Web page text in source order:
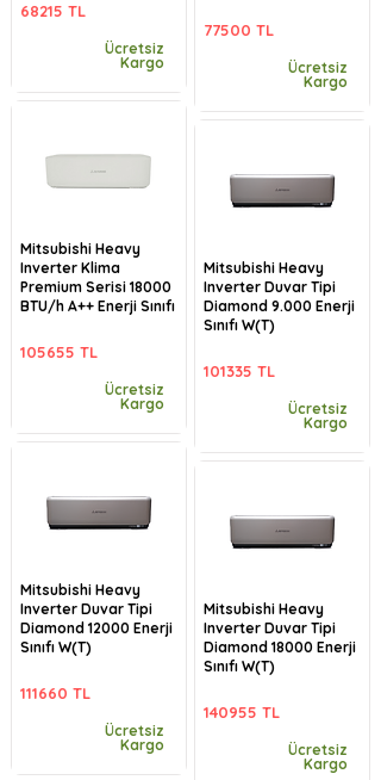
68215 TL
Ücretsiz
Kargo
Mitsubishi Heavy
Inverter Klima
Premium Serisi 18000
BTU/h A++ Enerji Sınıfı
105655 TL
Ücretsiz
Kargo
Mitsubishi Heavy
Inverter Duvar Tipi
Diamond 12000 Enerji
Sınıfı W(T)
111660 TL
Ücretsiz
Kargo
77500 TL
Ücretsiz
Kargo
Mitsubishi Heavy
Inverter Duvar Tipi
Diamond 9.000 Enerji
Sınıfı W(T)
101335 TL
Ücretsiz
Kargo
Mitsubishi Heavy
Inverter Duvar Tipi
Diamond 18000 Enerji
Sınıfı W(T)
140955 TL
Ücretsiz
Kargo